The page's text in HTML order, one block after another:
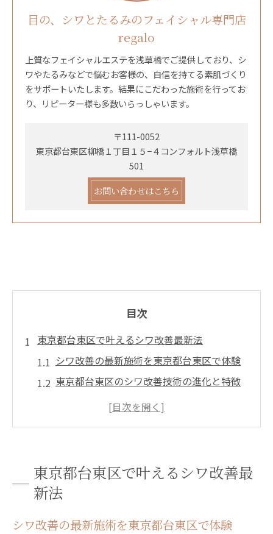
目の、シワとたるみのフェイシャル専門店
regalo
上質なフェイシャルエステを浅草橋でご提供しており、シ
ワやたるみなどで悩むお客様の、自信を持てる素肌づくり
をサポートいたします。結果にこだわった施術を行ってお
り、リピーター様も多数いらっしゃいます。
〒111-0052
東京都台東区柳橋１丁目１５−４コンフォルト浅草橋
501
お問い合わせはこちら
目次
東京都台東区で叶えるシワ改善最新法
シワ改善の最新施術を東京都台東区で体験
東京都台東区のシワ改善技術の進化と特徴
シワを自然に目立たなくする施術選びのコ
シワに悩む方へ知っておきたい治療選び
シワが気になる方の治療選びの基準とは
シワ改善におすすめの治療方法とポイント
東京都台東区で叶えるシワ改善最
新法
シワ改善の最新施術を東京都台東区で体験